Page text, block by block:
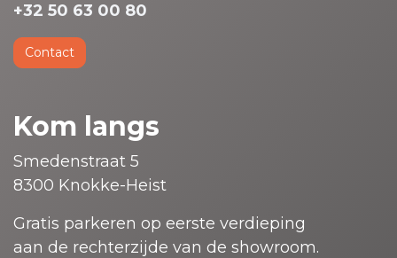
+32 50 63 00 80
Contact
Kom langs
Smedenstraat 5
8300 Knokke-Heist
Gratis parkeren op eerste verdieping
aan de rechterzijde van de showroom.